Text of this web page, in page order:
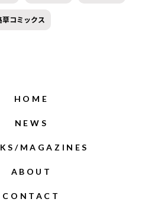
草コミックス
HOME
NEWS
MAGAZINES
ABOUT
CONTACT